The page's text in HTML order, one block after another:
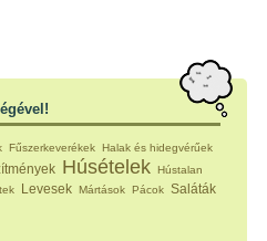
Fűszerkeverékek Halak és hidegvérűek
Húsételek Hústalan
Levesek Mártások Pácok Saláták